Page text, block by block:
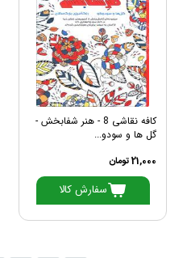
کافه نقاشی 8 - هنر شفابخش -
گل ها و سودو...
21,000 تومان
سفارش کالا